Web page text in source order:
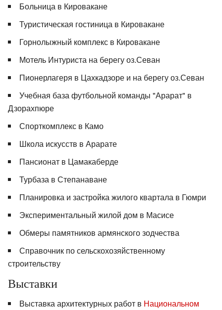
Больница в Кировакане
Туристическая гостиница в Кировакане
Горнолыжный комплекс в Кировакане
Мотель Интуриста на берегу оз.Севан
Пионерлагеря в Цахкадзоре и на берегу оз.Севан
Учебная база футбольной команды "Арарат" в
Дзорахпюре
Спорткомплекс в Камо
Школа искусств в Арарате
Пансионат в Цамакаберде
Турбаза в Степанаване
Планировка и застройка жилого квартала в Гюмри
Экспериментальный жилой дом в Масисе
Обмеры памятников армянского зодчества
Справочник по сельскохозяйственному
строительству
Выставки
Выставка архитектурных работ в Национальном